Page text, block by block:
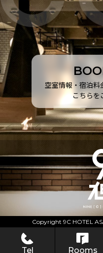
BOO
空室情報・宿泊料
こちらを
Copyright 9C HOTEL
Tel Rooms